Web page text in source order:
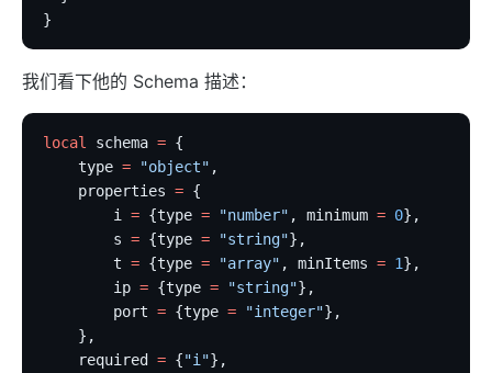
}
我们看下他的 Schema 描述：
local schema = {
    type
= "object" ,
    properties
= {
        i
= {type = "number" , minimum = 0},
        s
= {type = "string"},
        t
= {type = "array" , minItems = 1},
        ip
= {type = "string"},
        port
= {type = "integer"},
    },
    required
= {"i"},